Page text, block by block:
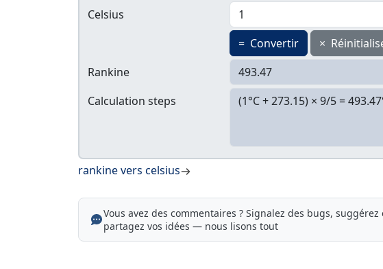
Celsius
= Convertir ×
Rankine
Calculation steps
rankine vers celsius
Vous avez des commentaires ? Signalez des bugs,
partagez vos idées — nous lisons tout